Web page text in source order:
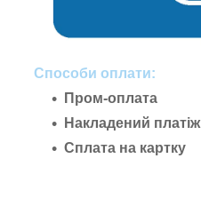
Способи оплати:
Пром-оплата
Накладений платіж
Сплата на картку